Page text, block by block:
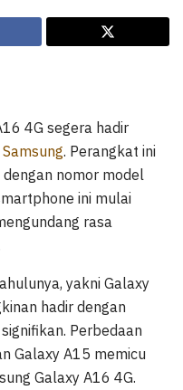
4G segera hadir
Samsung. Perangkat ini
nomor model
ini mulai
rasa
yakni Galaxy
hadir dengan
Perbedaan
Galaxy A15 memicu
Galaxy A16 4G.